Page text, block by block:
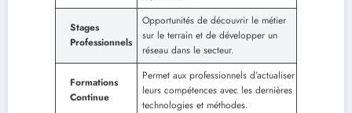
Stages
Professionnels
Opportunités de découvrir le métier
sur le terrain et de développer un
réseau dans le secteur.
Formations
Continue
Permet aux professionnels d’actualiser
leurs compétences avec les dernières
technologies et méthodes.